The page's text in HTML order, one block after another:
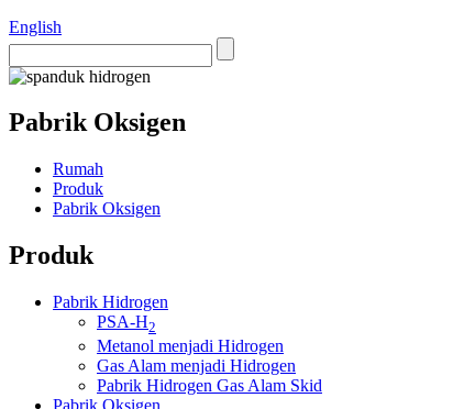
English
Pabrik Oksigen
Rumah
Produk
Pabrik Oksigen
Produk
Pabrik Hidrogen
PSA-H2
Metanol menjadi Hidrogen
Gas Alam menjadi Hidrogen
Pabrik Hidrogen Gas Alam Skid